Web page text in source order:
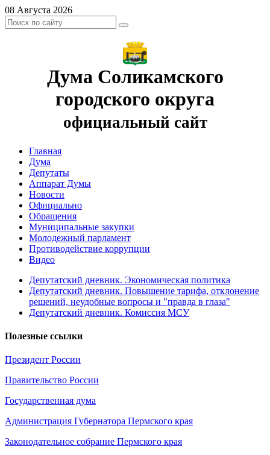
08 Августа 2026
Дума Соликамского
городского округа
официальный сайт
Главная
Дума
Депутаты
Аппарат Думы
Новости
Официально
Обращения
Муниципальные закупки
Молодежный парламент
Противодействие коррупции
Видео
Депутатский дневник. Экономическая политика
Депутатский дневник. Повышение тарифа, отклонение
решений, неудобные вопросы и "правда в глаза"
Депутатский дневник. Комиссия МСУ
Полезные ссылки
Президент России
Правительство России
Государственная дума
Администрация Губернатора Пермского края
Законодательное собрание Пермского края